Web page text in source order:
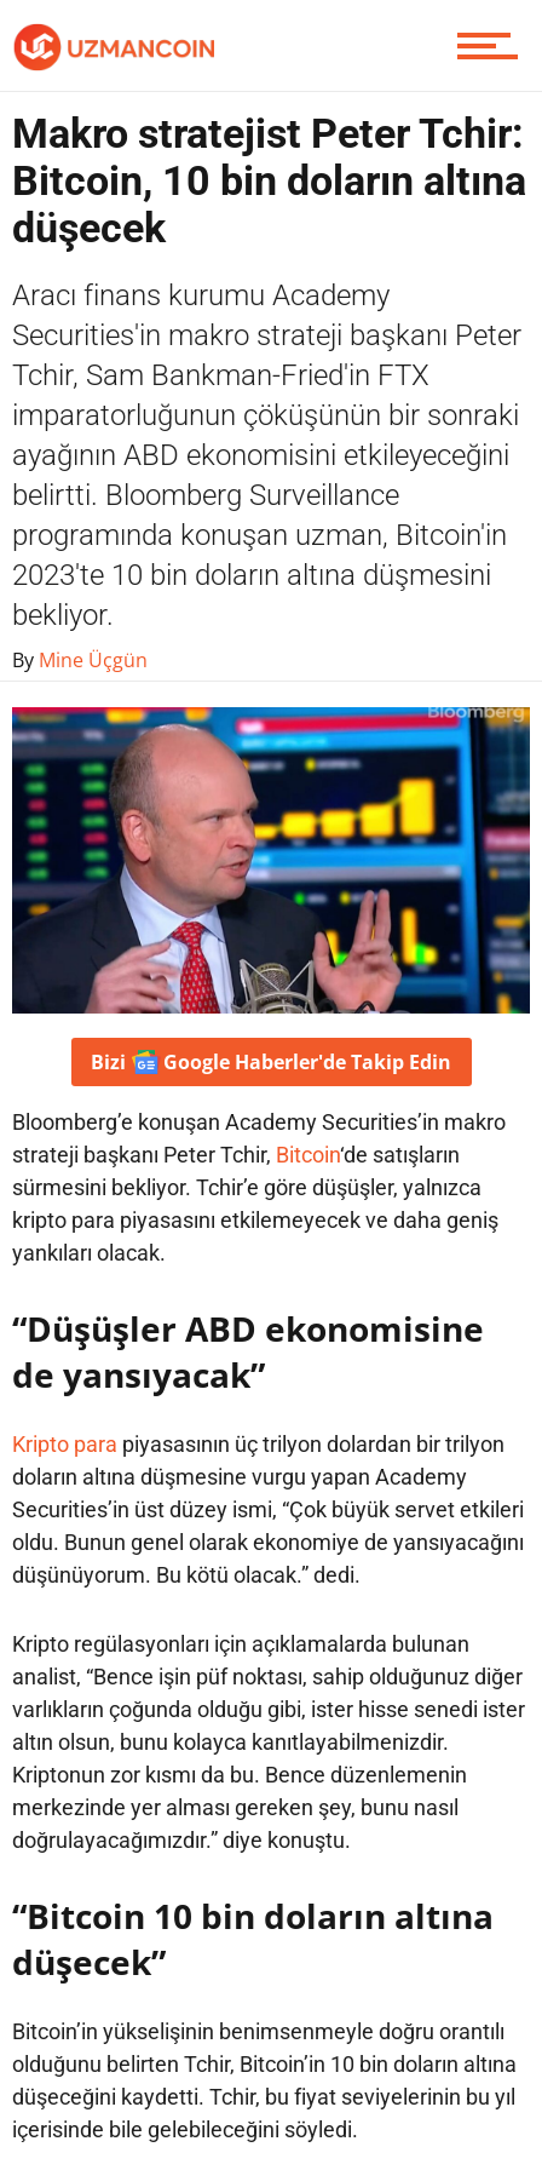
Soru Sor
Contact / İletişim
Makro stratejist Peter Tchir:
Bitcoin, 10 bin doların altına
düşecek
Aracı finans kurumu Academy
Securities'in makro strateji başkanı Peter
Tchir, Sam Bankman-Fried'in FTX
imparatorluğunun çöküşünün bir sonraki
ayağının ABD ekonomisini etkileyeceğini
belirtti. Bloomberg Surveillance
programında konuşan uzman, Bitcoin'in
2023'te 10 bin doların altına düşmesini
bekliyor.
By Mine Üçgün
Bizi Google Haberler'deTakip Edin
Bloomberg’e konuşan Academy Securities’in makro
strateji başkanı PeterTchir, Bitcoin‘de satışların
sürmesini bekliyor. Tchir’e göre düşüşler, yalnızca
kripto para piyasasını etkilemeyecek ve daha geniş
yankıları olacak.
“Düşüşler ABD ekonomisine
de yansıyacak”
Kripto para piyasasının üç trilyon dolardan bir trilyon
doların altına düşmesine vurgu yapan Academy
Securities’in üst düzey ismi, “Çok büyük servet etkileri
oldu. Bunun genel olarak ekonomiye de yansıyacağını
düşünüyorum. Bu kötü olacak.” dedi.
Kripto regülasyonları için açıklamalarda bulunan
analist, “Bence işin püf noktası, sahip olduğunuz diğer
varlıkların çoğunda olduğu gibi, ister hisse senedi ister
altın olsun, bunu kolayca kanıtlayabilmenizdir.
Kriptonun zor kısmı da bu. Bence düzenlemenin
merkezinde yer alması gereken şey, bunu nasıl
doğrulayacağımızdır.” diye konuştu.
“Bitcoin 10 bin doların altına
düşecek”
Bitcoin’in yükselişinin benimsenmeyle doğru orantılı
olduğunu belirten Tchir, Bitcoin’in 10 bin doların altına
düşeceğini kaydetti. Tchir, bu fiyat seviyelerinin bu yıl
içerisinde bile gelebileceğini söyledi.